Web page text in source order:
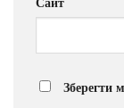
Зберегти